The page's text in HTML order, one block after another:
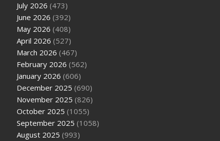
July 2026 (473)
June 2026 (392)
May 2026 (408)
April 2026 (527)
March 2026 (467)
February 2026 (562)
January 2026 (606)
December 2025 (690)
November 2025 (826)
October 2025 (1055)
September 2025 (1058)
August 2025 (993)